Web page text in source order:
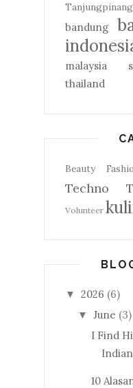
Tanjungpinang
bandung
malaysia
thailand
Beauty
Techno
Volunteer
▼ 2026 (6)
▼ June (3)
I Find
10